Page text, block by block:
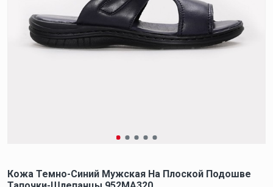
Кожа Темно-Синий Мужская На Плоской Подошве